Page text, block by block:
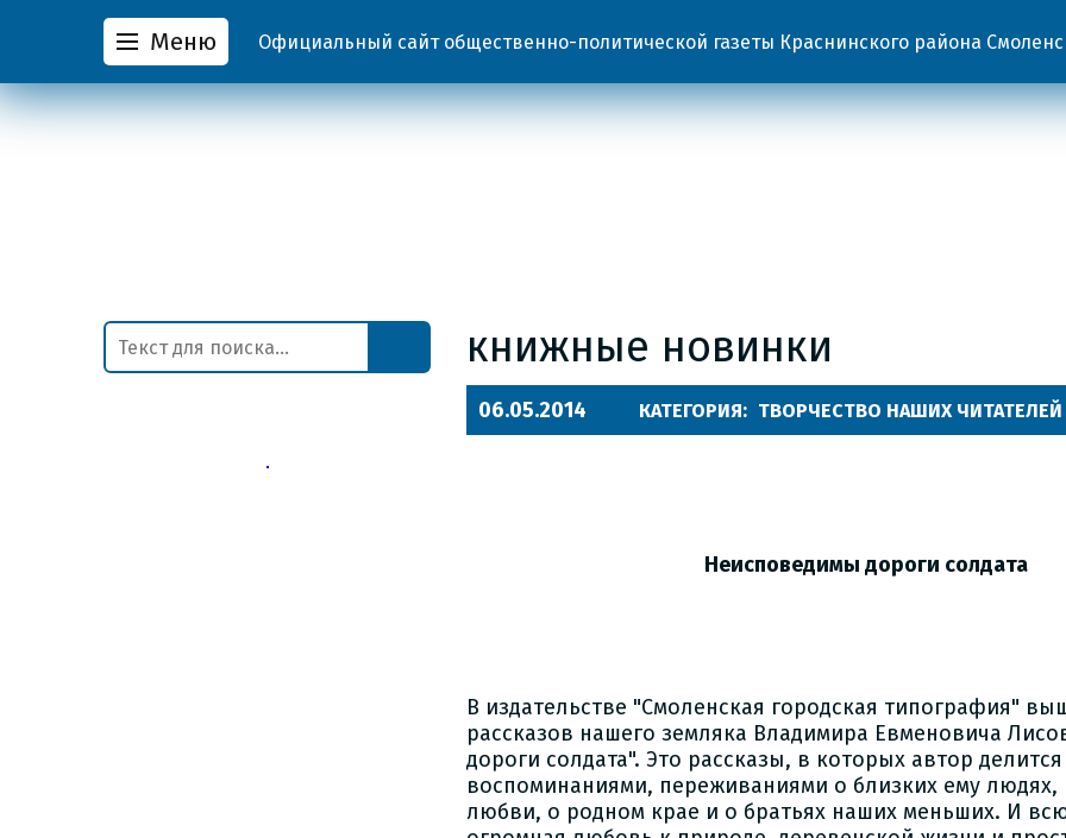
Меню Официальный сайт общественно-политической газеты Краснинского района
книжные новинки
06.05.2014 КАТЕГОРИЯ: ТВОРЧЕСТВО НАШИХ ЧИТАТЕЛЕЙ
Неисповедимы дороги солдата
В издательстве "Смоленская городская типография"
рассказов нашего земляка Владимира Евменовича
дороги солдата". Это рассказы, в которых автор
воспоминаниями, переживаниями о близких ему
любви, о родном крае и о братьях наших меньших. И